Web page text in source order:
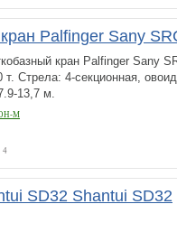
Palfinger Sany
кран Palfinger Sany
т. Стрела: 4-секционная,
13,7 м.
М
4
SD32 Shantui SD32